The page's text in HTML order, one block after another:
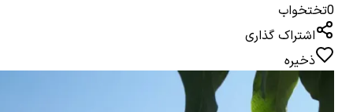
0تختخواب
اشتراک گذاری
ذخیره